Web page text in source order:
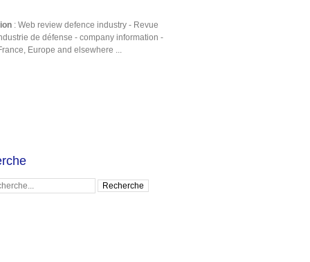
: Web review defence industry - Revue
de défense - company information -
Europe and elsewhere ...